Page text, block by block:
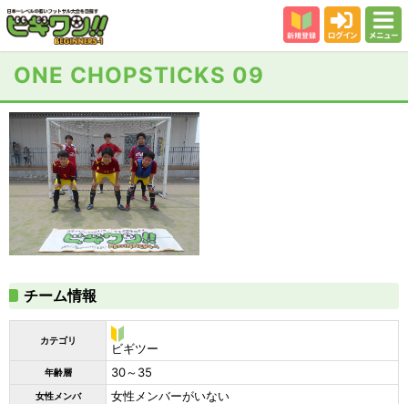
初めての方
カテゴリー
会場
大会結果
スタッフ紹介
よくある質問
参加者の声
ONE CHOPSTICKS 09
チーム情報
カテゴリ
ビ
ギ
ツ
ー
ビギツー
年齢層 30～35
女性メンバ 女性メンバーがいない